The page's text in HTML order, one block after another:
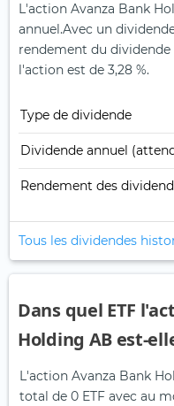
L'action Avanza Bank
annuel.Avec un
rendement du
l'action est de 3,28 %.
Type de dividende
Dividende annuel
Rendement des
Tous les dividendes
Dans quel ETF
Holding AB est-
L'action Avanza Bank
total de 0 ETF avec au